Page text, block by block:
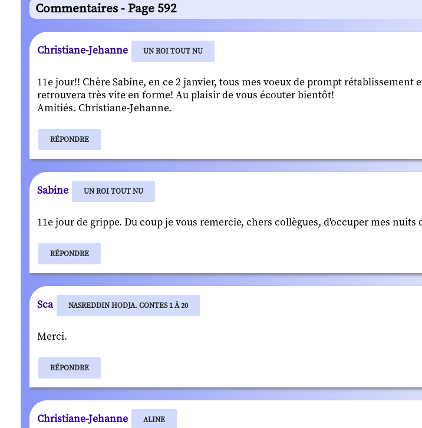
Commentaires - Page 592
Christiane-Jehanne UN ROI TOUT NU
11e jour!! Chère Sabine, en ce 2 janvier, tous mes voeux de prompt rétablissement
retrouvera très vite en forme! Au plaisir de vous écouter bientôt!
Amitiés. Christiane-Jehanne.
RÉPONDRE
Sabine UN ROI TOUT NU
11e jour de grippe. Du coup je vous remercie, chers collègues, d'occuper mes nuits
RÉPONDRE
Sca NASREDDIN HODJA. CONTES 1 À 20
Merci.
RÉPONDRE
Christiane-Jehanne ALINE